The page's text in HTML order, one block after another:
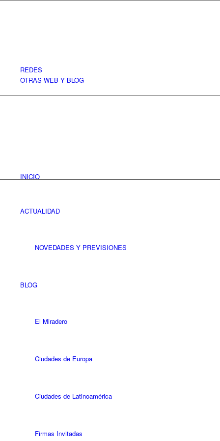
REDES
OTRAS WEB Y BLOG
INICIO
ACTUALIDAD
NOVEDADES Y PREVISIONES
BLOG
El Miradero
Ciudades de Europa
Ciudades de Latinoamérica
Firmas Invitadas